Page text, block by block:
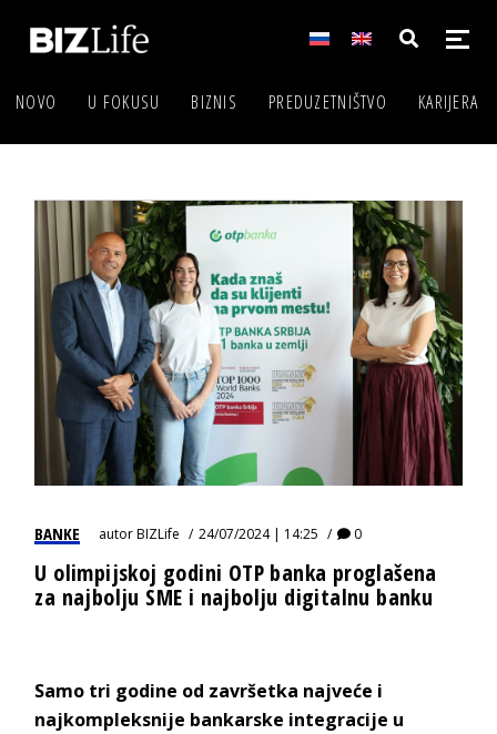
NOVO U FOKUSU BIZNIS PREDUZETNIŠTVO KARIJERA
BANKE autorBIZLife 24/07/2024 | 14:25 0
U olimpijskoj godini OTP banka proglašena
za najbolju SME i najbolju digitalnu banku
Samo tri godine od završetka najveće i
najkompleksnije bankarske integracije u